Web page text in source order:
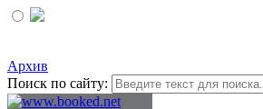
Архив
Поиск по сайту: